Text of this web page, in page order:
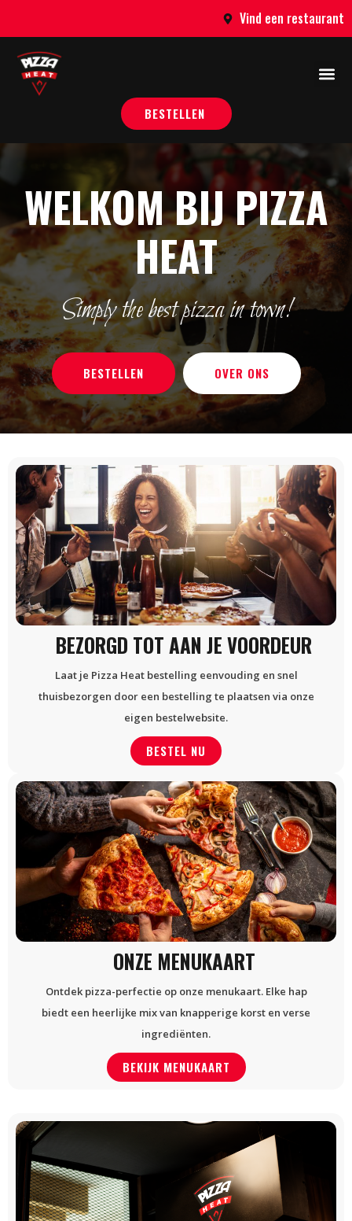
Vind een restaurant
BESTELLEN
WELKOM BIJ PIZZA
HEAT
Simply the best pizza in town!
BESTELLEN OVER ONS
BEZORGD TOT AAN JE VOORDEUR
Laat je Pizza Heat bestelling eenvouding en snel
thuisbezorgen door een bestelling te plaatsen via onze
eigen bestelwebsite.
BESTEL NU
ONZE MENUKAART
Ontdek pizza-perfectie op onze menukaart. Elke hap
biedt een heerlijke mix van knapperige korst en verse
ingrediënten.
BEKIJK MENUKAART